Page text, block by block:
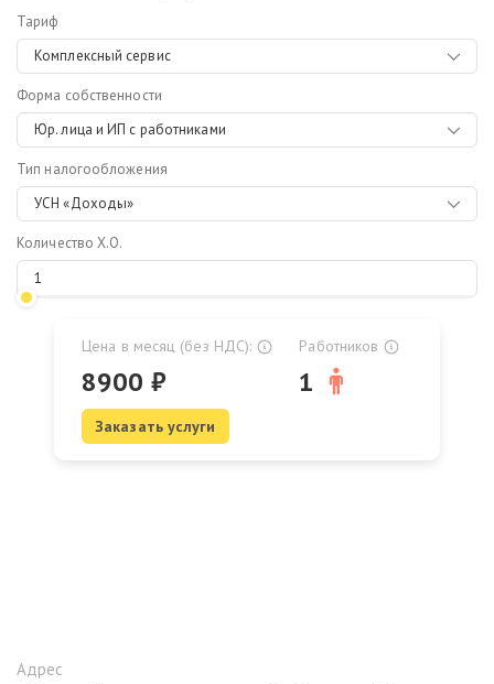
Тариф
Комплексный сервис
Форма собственности
Юр. лица и ИП с работниками
Тип налогообложения
УСН «Доходы»
Количество Х.О.
Цена в месяц (без НДС):
8900 ₽
Работников
1
Заказать услуги
Адрес